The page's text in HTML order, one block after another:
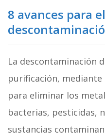
8 avances para
La descontaminación
purificación,
para eliminar los
bacterias, pesticidas,
sustancias